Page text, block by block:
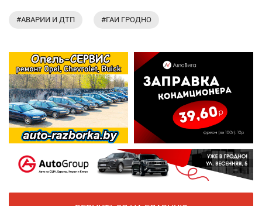
#АВАРИИ И ДТП #ГАИ ГРОДНО